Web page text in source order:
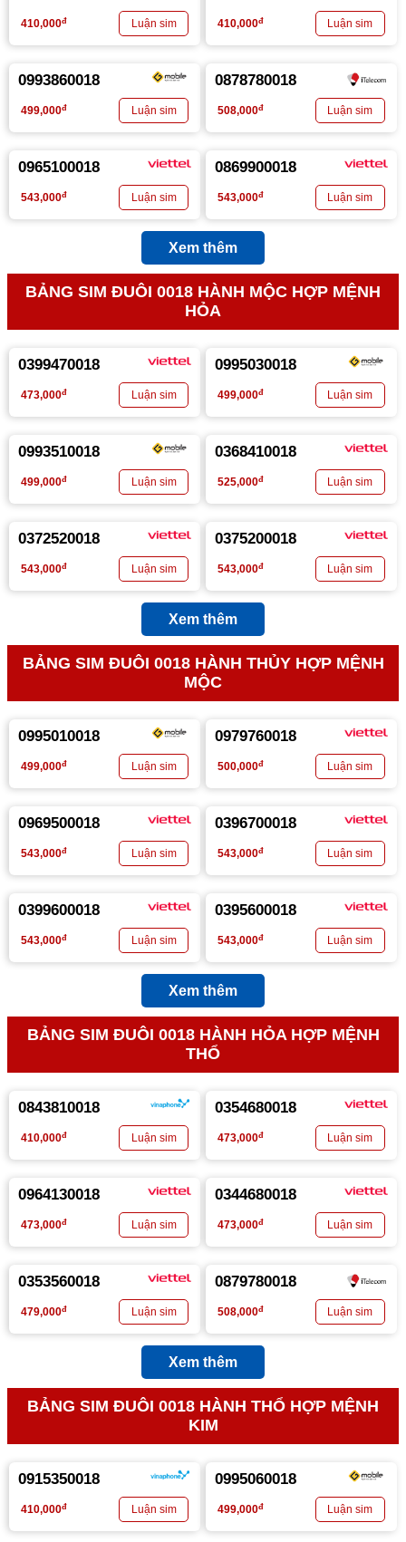
410,000đ 410,000đ
0993860018
499,000đ
0878780018
508,000đ
0965100018
543,000đ
0869900018
543,000đ
Xem thêm
BẢNG SIM ĐUÔI 0018 HÀNH MỘC HỢP MỆNH
HỎA
0399470018
473,000đ
0995030018
499,000đ
0993510018
499,000đ
0368410018
525,000đ
0372520018
543,000đ
0375200018
543,000đ
Xem thêm
BẢNG SIM ĐUÔI 0018 HÀNH THỦY HỢP MỆNH
MỘC
0995010018
499,000đ
0979760018
500,000đ
0969500018
543,000đ
0396700018
543,000đ
0399600018
543,000đ
0395600018
543,000đ
Xem thêm
BẢNG SIM ĐUÔI 0018 HÀNH HỎA HỢP MỆNH
THỔ
0843810018
410,000đ
0354680018
473,000đ
0964130018
473,000đ
0344680018
473,000đ
0353560018
479,000đ
0879780018
508,000đ
Xem thêm
BẢNG SIM ĐUÔI 0018 HÀNH THỔ HỢP MỆNH
KIM
0915350018
410,000đ
0995060018
499,000đ